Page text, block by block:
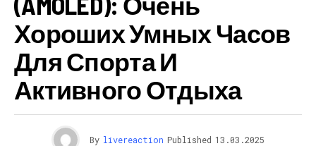
Хороших Умных Часов
Для Спорта И
Активного Отдыха
By livereaction Published 13.03.2025